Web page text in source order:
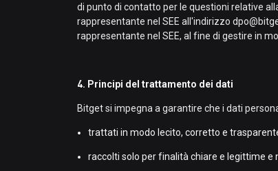
di punto di contatto per le questioni relative
rappresentante nel SEE all'indirizzo
rappresentante nel SEE, al fine di gestire in
4. Principi del trattamento dei dati
Bitget si impegna a garantire che i dati
trattati in modo lecito, corretto e
raccolti solo per finalità chiare e legittime